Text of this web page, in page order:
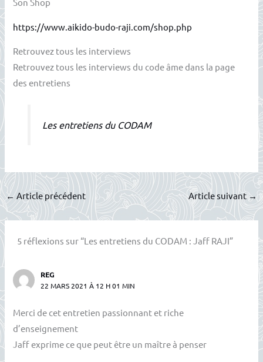
https://www.aikido-budo-raji.com/shop.php
Retrouvez tous les interviews
Retrouvez tous les interviews du code âme dans la page
des entretiens
Les entretiens du CODAM
← Article précédent Article suivant →
5 réflexions sur “Les entretiens du CODAM : Jaff RAJI”
REG
22 MARS 2021 À 12 H 01 MIN
Merci de cet entretien passionnant et riche
d’enseignement
Jaff exprime ce que peut être un maître à penser